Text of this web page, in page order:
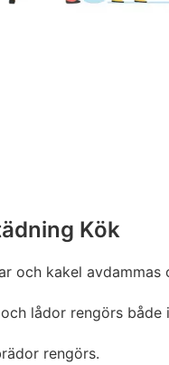
Kök
och kakel
lådor rengörs
rengörs.